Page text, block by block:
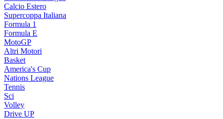
Calcio Estero
Supercoppa Italiana
Formula 1
Formula E
MotoGP
Altri Motori
Basket
America's Cup
Nations League
Tennis
Sci
Volley
Drive UP